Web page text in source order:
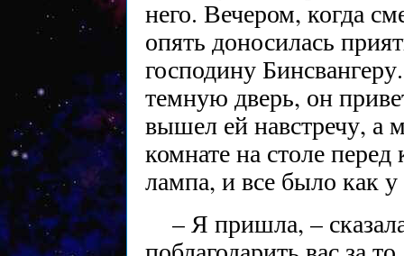
него. Вечером, когда
опять доносилась
господину
темную дверь, он
вышел ей навстречу, а
комнате на столе перед
лампа, и все было как
– Я пришла, –